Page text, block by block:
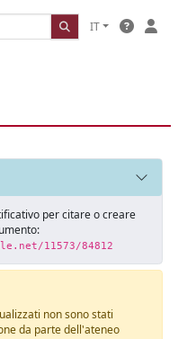
IT
per citare o creare
11573/84812
non sono stati
da parte dell'ateneo